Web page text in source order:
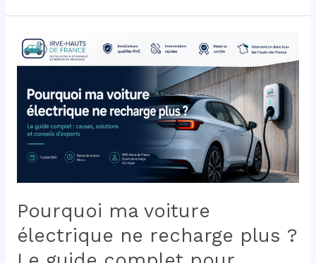
le
dynamique
?
guide
complet
pour
comprendre
cette
technologie
aux
bornes
de
Pourquoi ma voiture
électrique ne recharge plus ?